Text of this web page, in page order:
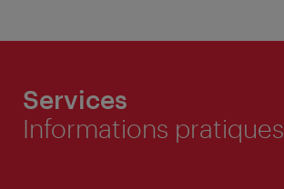
Services
Informations pratiques